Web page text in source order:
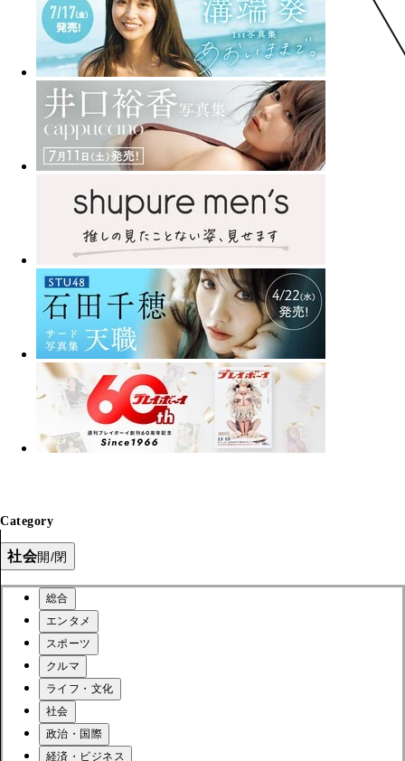
Category
社会開/閉
総合
エンタメ
スポーツ
クルマ
ライフ・文化
社会
政治・国際
経済・ビジネス